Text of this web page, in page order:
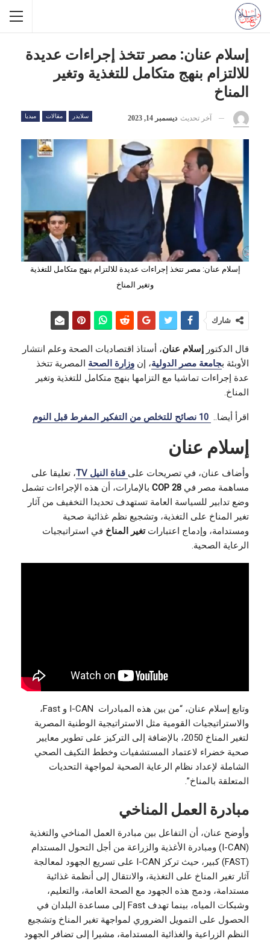
إسلام عنان: مصر تتخذ إجراءات عديدة
للالتزام بنهج متكامل للتغذية وتغير
المناخ
سلايدر مقالات ميديا آخر تحديث ديسمبر 14, 2023
إسلام عنان: مصر تتخذ إجراءات عديدة للالتزام بنهج متكامل للتغذية
وتغير المناخ
شارك
قال الدكتور إسلام عنان، أستاذ اقتصاديات الصحة وعلم انتشار
الأوبئة بجامعة مصر الدولية، إن وزارة الصحة المصرية تتخذ
عدة إجراءات تماشيا مع التزامها بنهج متكامل للتغذية وتغير
المناخ.
اقرأ أيضا.. نصائح للتخلص من التفكير المفرط قبل النوم
إسلام عنان
وأضاف عنان، في تصريحات على قناة النيل TV
، تعليقا على
مساهمة مصر في
بالإمارات، أن هذه الإجراءات تشمل
وضع تدابير للسياسة العامة تستهدف تحديدا التخفيف من آثار
تغير المناخ على التغذية، وتشجيع نظم غذائية صحية
ومستدامة، وإدماج اعتبارات تغير المناخ في استراتيجيات
الرعاية الصحية.
وتابع إسلام عنان، “من بين هذه المبادرات I-CAN و Fast،
والاستراتيجيات القومية مثل الاستراتيجية الوطنية المصرية
لتغير المناخ 2050، بالإضافة إلى التركيز على تطوير معايير
صحية خضراء لاعتماد المستشفيات وخطط التكيف الصحي
الشاملة لإعداد نظام الرعاية الصحية لمواجهة التحديات
المتعلقة بالمناخ”.
مبادرة العمل المناخي
وأوضح عنان، أن التفاعل بين مبادرة العمل المناخي والتغذية
(I-CAN) ومبادرة الأغذية والزراعة من أجل التحول المستدام
(FAST) كبير، حيث تركز I-CAN على تسريع الجهود لمعالجة
آثار تغير المناخ على التغذية، والانتقال إلى أنظمة غذائية
مستدامة، ودمج هذه الجهود مع الصحة العامة، والتعليم،
وشبكات المياه، بينما تهدف Fast إلى مساعدة البلدان في
الحصول على التمويل الضروري لمواجهة تغير المناخ وتشجيع
النظم الزراعية والغذائية المستدامة، مشيرا إلى تضافر الجهود